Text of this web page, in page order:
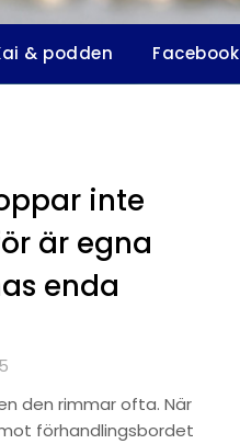
& podden Facebook
inte
är egna
enda
den rimmar ofta. När
förhandlingsbordet